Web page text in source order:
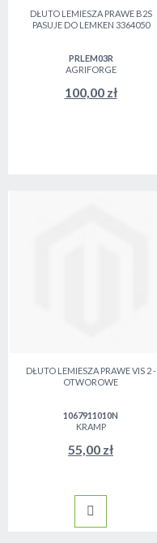
DŁUTO LEMIESZA PRAWE B2S
PASUJE DO LEMKEN 3364050
PRLEM03R
AGRIFORGE
100,00 zł
DŁUTO LEMIESZA PRAWE VIS 2 -
OTWOROWE
1067911010N
KRAMP
55,00 zł